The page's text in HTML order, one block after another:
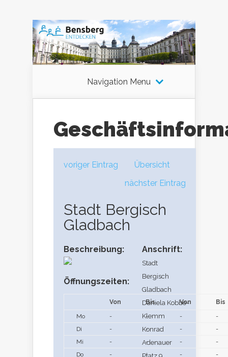
Navigation Menu
voriger Eintrag
Übersicht
nächster Eintrag
Stadt Bergisch
Gladbach
Beschreibung:
Öffnungszeiten:
Von Bis Von
Bis
Mo
- - -
-
Di
- - -
-
Mi
- - -
-
Do
- - -
-
Anschrift:
Stadt
Bergisch
Gladbach
Daniela Kobbe-
Klemm
Konrad
Adenauer
Platz 9